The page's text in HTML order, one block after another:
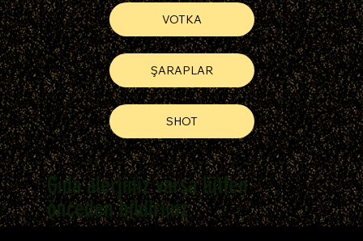
Gıda alerjiniz varsa lütfen
önceden bildiriniz.
VOTKA
ŞARAPLAR
SHOT